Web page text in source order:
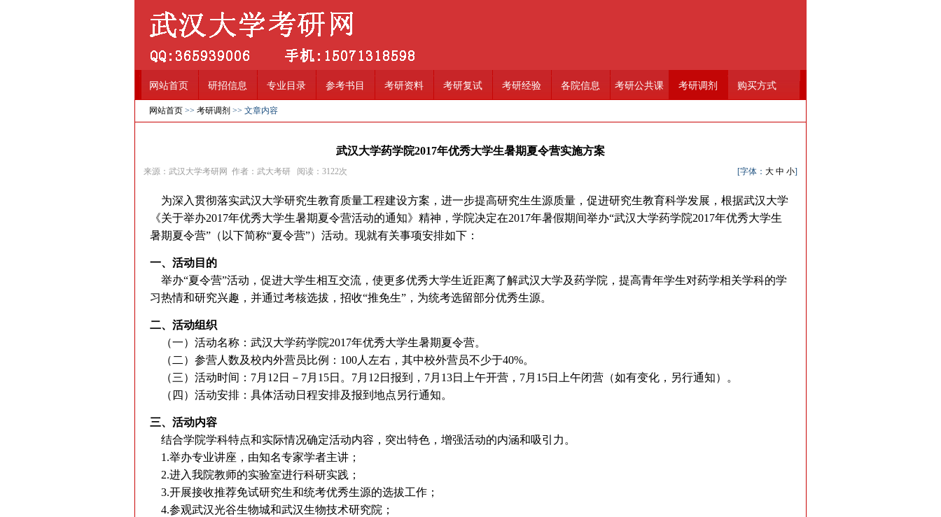
网站首页 研招信息 专业目录 参考书目 考研资料 考研复试 考研经验 各院信息 考研公共课 考研调剂 购买方式
网站首页 >> 考研调剂 >> 文章内容
武汉大学药学院2017年优秀大学生暑期夏令营实施方案
来源：武汉大学考研网 作者：武大考研 阅读： 3122次 [字体： 大 中 小]
为深入贯彻落实武汉大学研究生教育质量工程建设方案，进一步提高研究生生源质量，促进研究生教育科学发展，根据武汉大学
《关于举办2017年优秀大学生暑期夏令营活动的通知》精神，学院决定在2017年暑假期间举办“武汉大学药学院2017年优秀大学生
暑期夏令营”（以下简称“夏令营”）活动。现就有关事项安排如下：
一、活动目的
举办“夏令营”活动，促进大学生相互交流，使更多优秀大学生近距离了解武汉大学及药学院，提高青年学生对药学相关学科的学
习热情和研究兴趣，并通过考核选拔，招收“推免生”，为统考选留部分优秀生源。
二、活动组织
（一）活动名称：武汉大学药学院2017年优秀大学生暑期夏令营。
（二）参营人数及校内外营员比例：100人左右，其中校外营员不少于40%。
（三）活动时间：7月12日－7月15日。7月12日报到，7月13日上午开营，7月15日上午闭营（如有变化，另行通知）。
（四）活动安排：具体活动日程安排及报到地点另行通知。
三、活动内容
结合学院学科特点和实际情况确定活动内容，突出特色，增强活动的内涵和吸引力。
1.举办专业讲座，由知名专家学者主讲；
2.进入我院教师的实验室进行科研实践；
3.开展接收推荐免试研究生和统考优秀生源的选拔工作；
4.参观武汉光谷生物城和武汉生物技术研究院；